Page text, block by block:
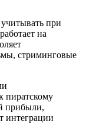
при
на
стриминговые
пиратскому
прибыли,
интеграции